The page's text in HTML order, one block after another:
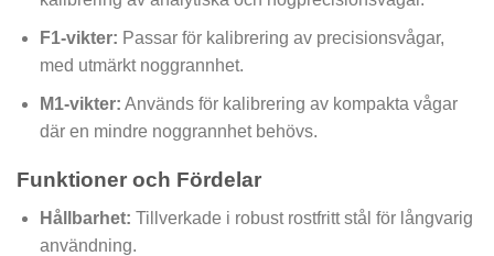
F1-vikter: Passar för kalibrering av precisionsvågar,
med utmärkt noggrannhet.
M1-vikter: Används för kalibrering av kompakta vågar
där en mindre noggrannhet behövs.
Funktioner och Fördelar
Hållbarhet: Tillverkade i robust rostfritt stål för långvarig
användning.